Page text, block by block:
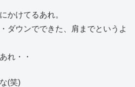
かけてるあれ。
ダウンでできた、肩までというよ
れ・・
(笑)